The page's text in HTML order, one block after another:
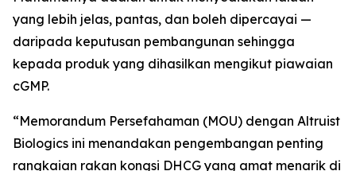
yang lebih jelas, pantas, dan boleh dipercayai —
daripada keputusan pembangunan sehingga
kepada produk yang dihasilkan mengikut piawaian
cGMP.
“Memorandum Persefahaman (MOU) dengan Altruist
Biologics ini menandakan pengembangan penting
rangkaian rakan kongsi DHCG yang amat menarik di